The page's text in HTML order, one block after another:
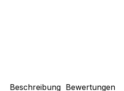
Beschreibung Bewertungen